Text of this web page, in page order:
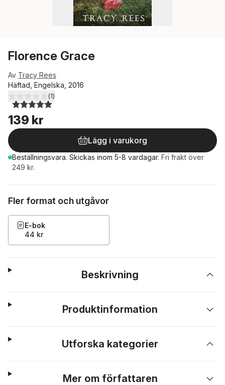
Florence Grace
Av Tracy Rees
Häftad, Engelska, 2016
5,0utav 5 stjärnor. Totalt antal röster:
(1)
139 kr
Lägg i varukorg
Beställningsvara. Skickas inom 5-8 vardagar. Fri frakt över
249 kr.
Fler format och utgåvor
E-bok
44 kr
Beskrivning
Produktinformation
Utforska kategorier
Mer om författaren